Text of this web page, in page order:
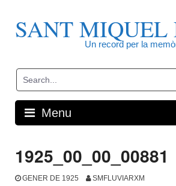
contentSANT
Un record per la
Menu
1925_00_00_00881
GENER DE 1925 SMFLUVIARXM